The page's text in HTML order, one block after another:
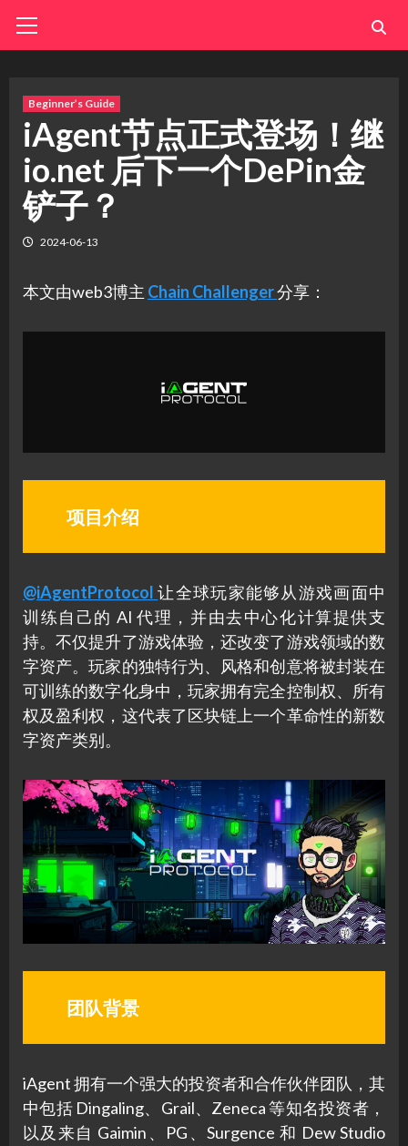
Menu
Beginner’s Guide
iAgent节点正式登场！继
io.net 后下一个DePin金
铲子？
2024-06-13
本文由web3博主 Chain Challenger分享：
项目介绍
@iAgentProtocol让全球玩家能够从游戏画面中
训练自己的 AI 代理，并由去中心化计算提供支
持。不仅提升了游戏体验，还改变了游戏领域的数
字资产。玩家的独特行为、风格和创意将被封装在
可训练的数字化身中，玩家拥有完全控制权、所有
权及盈利权，这代表了区块链上一个革命性的新数
字资产类别。
团队背景
iAgent 拥有一个强大的投资者和合作伙伴团队，其
中包括 Dingaling、Grail、Zeneca 等知名投资者，
以及来自 Gaimin、PG、Surgence 和 Dew Studio